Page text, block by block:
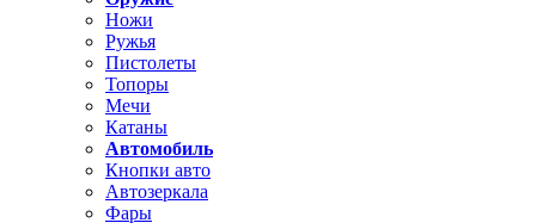
Ножи
Ружья
Пистолеты
Топоры
Мечи
Катаны
Автомобиль
Кнопки авто
Автозеркала
Фары